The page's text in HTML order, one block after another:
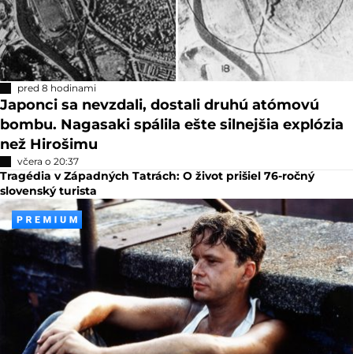
pred 8 hodinami
Japonci sa nevzdali, dostali druhú atómovú
bombu. Nagasaki spálila ešte silnejšia explózia
než Hirošimu
včera o 20:37
Tragédia v Západných Tatrách: O život prišiel 76-ročný
slovenský turista